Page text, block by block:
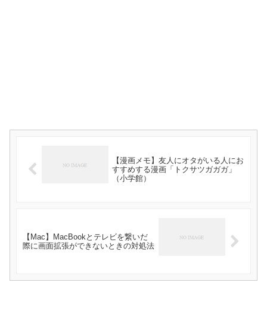
【漫画メモ】友人にオタがいる人にお
すすめする漫画「トクサツガガガ」
（小学館）
【Mac】MacBookとテレビを繋いだ
際に画面拡張ができないときの対処法